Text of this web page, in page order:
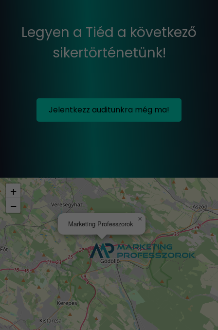
Legyen a Tiéd a következő
sikertörténetünk!
Jelentkezz auditunkra még ma!
Marketing Professzorok
×
+
−